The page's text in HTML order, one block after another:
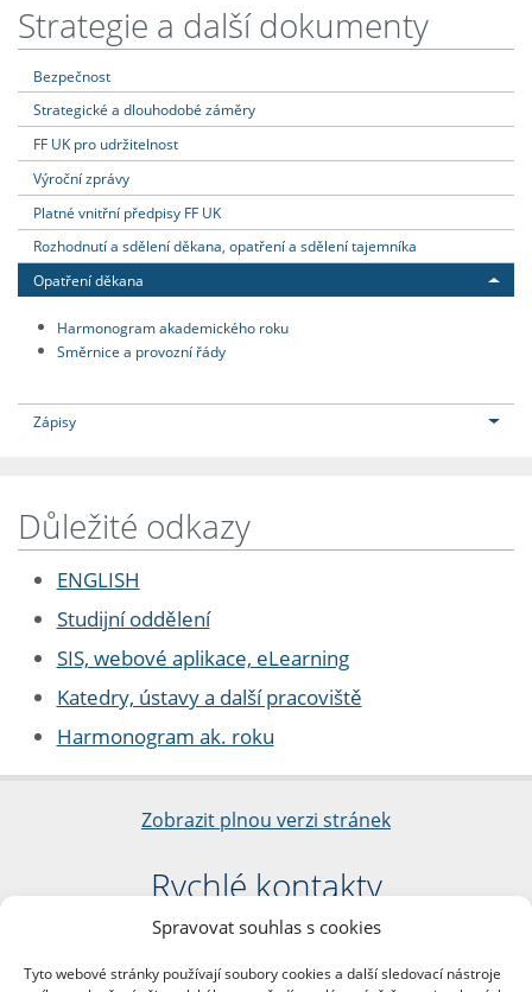
Spravovat souhlas s cookies
Tyto webové stránky používají soubory cookies a další sledovací nástroje
Strategie a další dokumenty
Bezpečnost
Strategické a dlouhodobé záměry
FF UK pro udržitelnost
Výroční zprávy
Platné vnitřní předpisy FF UK
Rozhodnutí a sdělení děkana, opatření a sdělení tajemníka
Opatření děkana
Harmonogram akademického roku
Směrnice a provozní řády
Zápisy
Důležité odkazy
ENGLISH
Studijní oddělení
SIS, webové aplikace, eLearning
Katedry, ústavy a další pracoviště
Harmonogram ak. roku
Zobrazit plnou verzi stránek
Rychlé kontakty
Filozofická fakulta
nám. Jana Palacha 1/2